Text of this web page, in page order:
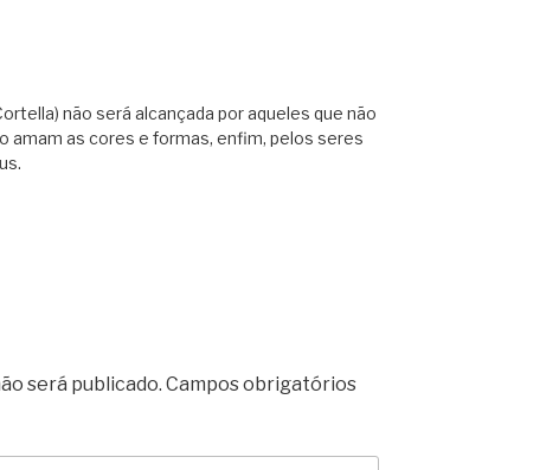
não será alcançada por aqueles que não
amam as cores e formas, enfim, pelos seres
será publicado. Campos obrigatórios